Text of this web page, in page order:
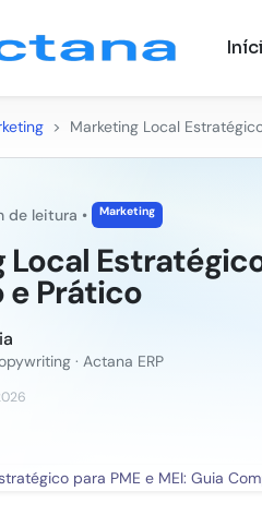
> Marketing Local
de leitura • Marketing
Prático
· Actana ERP